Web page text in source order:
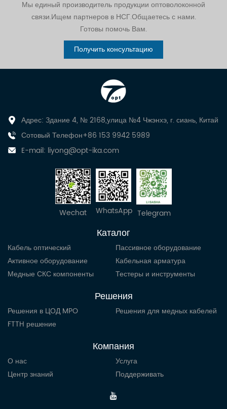
Мы единый производитель продукции оптоволоконной
связи.Ищем партнеров в НСГ.Общаетесь с нами.
Готовы помочь Вам.
Получить консультацию
Адрес: Здание 4, № 2168,улица №4 Чжэнхэ, г. сиань, Китай
Сотовый Телефон+86 153 9942 5989
E-mail: liyong@opt-ika.com
Wechat WhatsApp Telegram
Каталог
Кабель оптический
Пассивное оборудование
Активное оборудование
Кабельная арматура
Медные СКС компоненты
Тестеры и инструменты
Решения
Решения в ЦОД MPO
Решения для медных кабелей
FTTH решение
Компания
О нас
Услуга
Центр знаний
Поддерживать